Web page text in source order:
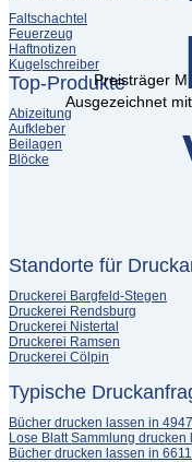
Ausgezeichnet
Preisträger
Faltschachtel
Feuerzeug
Haftnotizen
Kugelschreiber
Top-Produkte
Abizeitung
Aufkleber
Beilagen
Blöcke
Standorte für
Druckerei Bargfeld-Stegen
Druckerei Rendsburg
Druckerei Nistertal
Druckerei Ramsen
Druckerei Cölpin
Typische
Bücher drucken lassen in
Lose Blatt Sammlung
Bücher drucken lassen in